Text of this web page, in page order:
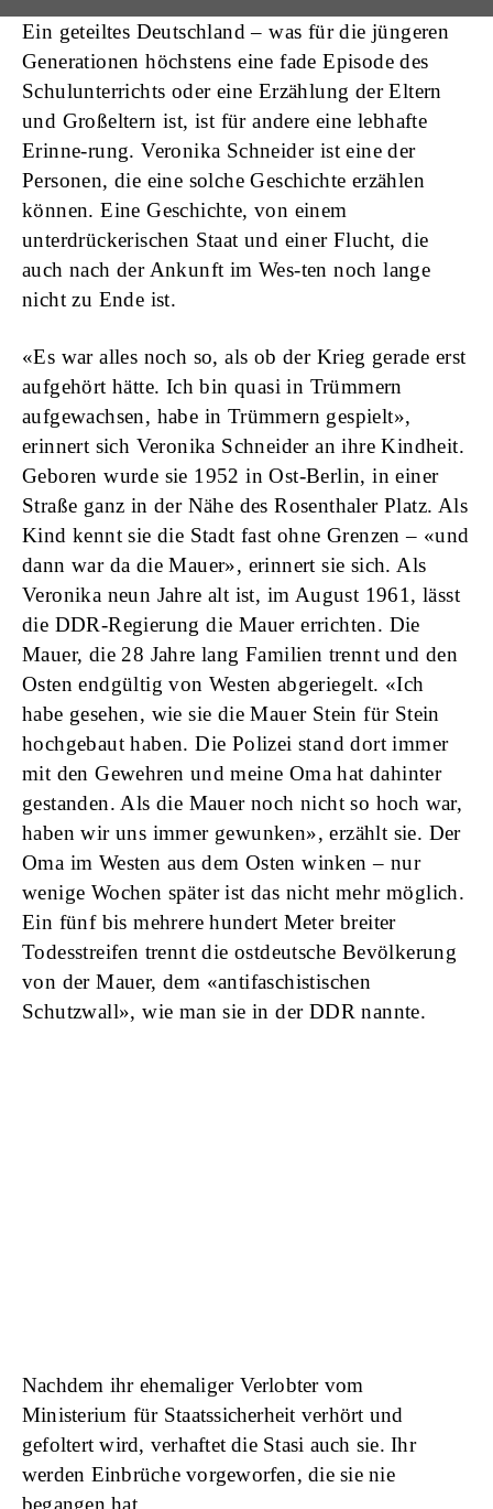
Ein geteiltes Deutschland –was für die jüngeren
Generationen höchstens eine fade Episode des
Schulunterrichts oder eine Erzählung der Eltern
und Großeltern ist, ist für andere eine lebhafte
Erinne-rung. Veronika Schneider ist eine der
Personen, die eine solche Geschichte erzählen
können. Eine Geschichte, von einem
unterdrückerischen Staat und einer Flucht, die
auch nach der Ankunft im Wes-ten noch lange
nicht zu Ende ist.
«Es war alles noch so, als ob der Krieg gerade erst
aufgehört hätte. Ich bin quasi in Trümmern
aufgewachsen, habe in Trümmern gespielt»,
erinnert sich Veronika Schneider an ihre Kindheit.
Geboren wurde sie 1952 in Ost-Berlin, in einer
Straße ganz in der Nähe des Rosenthaler Platz. Als
Kind kennt sie die Stadt fast ohne Grenzen – «und
dann war da die Mauer», erinnert sie sich. Als
Veronika neun Jahre alt ist, im August 1961, lässt
die DDR-Regierung die Mauer errichten. Die
Mauer, die 28 Jahre lang Familien trennt und den
Osten endgültig von Westen abgeriegelt. «Ich
habe gesehen, wie sie die Mauer Stein für Stein
hochgebaut haben. Die Polizei stand dort immer
mit den Gewehren und meine Oma hat dahinter
gestanden. Als die Mauer noch nicht so hoch war,
haben wir uns immer gewunken», erzählt sie. Der
Oma im Westen aus dem Osten winken – nur
wenige Wochen später ist das nicht mehr möglich.
Ein fünf bis mehrere hundert Meter breiter
Todesstreifen trennt die ostdeutsche Bevölkerung
von der Mauer, dem «antifaschistischen
Schutzwall», wie man sie in der DDR nannte.
Nachdem ihr ehemaliger Verlobter vom
Ministerium für Staatssicherheit verhört und
gefoltert wird, verhaftet die Stasi auch sie. Ihr
werden Einbrüche vorgeworfen, die sie nie